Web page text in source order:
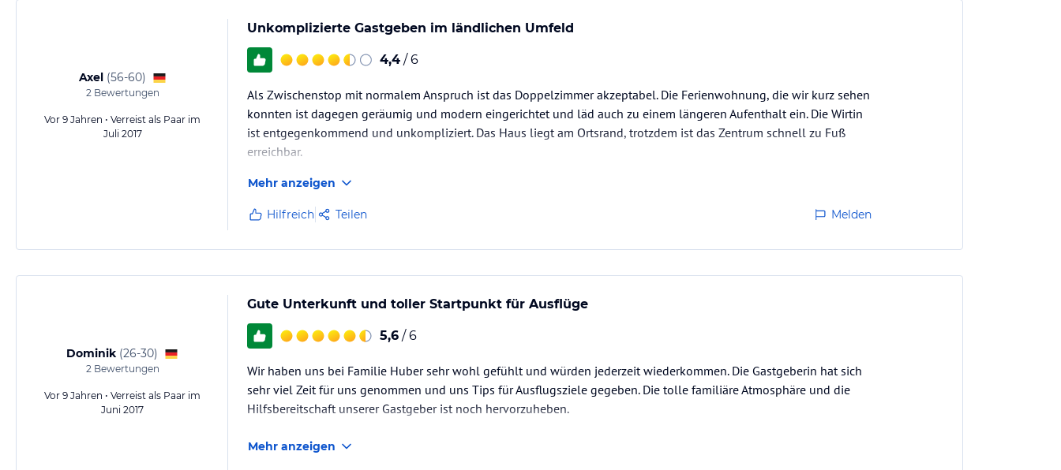
Axel (56-60)
2Bewertungen
Vor 9 Jahren • Verreist als Paar im
Juli 2017
Unkomplizierte Gastgeben im ländlichen Umfeld
4,4 / 6
Als Zwischenstop mit normalem Anspruch ist das Doppelzimmer akzeptabel. Die Ferienwohnung, die wir kurz sehen
konnten ist dagegen geräumig und modern eingerichtet und läd auch zu einem längeren Aufenthalt ein. Die Wirtin
ist entgegenkommend und unkompliziert. Das Haus liegt am Ortsrand, trotzdem ist das Zentrum schnell zu Fuß
erreichbar.
Mehr anzeigen
Hilfreich Teilen Melden
Dominik (26-30)
2Bewertungen
Vor 9 Jahren • Verreist als Paar im
Juni 2017
Gute Unterkunft und toller Startpunkt für Ausflüge
5,6 / 6
Wir haben uns bei Familie Huber sehr wohl gefühlt und würden jederzeit wiederkommen. Die Gastgeberin hat sich
sehr viel Zeit für uns genommen und uns Tips für Ausflugsziele gegeben. Die tolle familiäre Atmosphäre und die
Hilfsbereitschaft unserer Gastgeber ist noch hervorzuheben.
Mehr anzeigen